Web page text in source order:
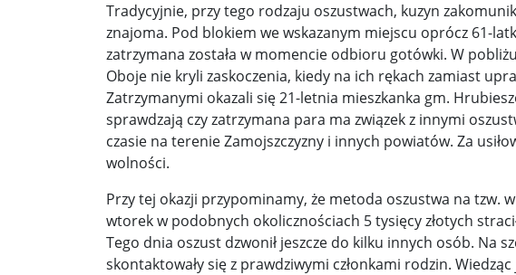
Zełenski chciał rozmawiać z Nawrockim. Ukraina lic ...
Presja na Izrael rośnie. Kolejny kraj G7 zapowiada ... Sensy
Powstanie to nie jest zamknięta karta historii ... Wspólnota w
Walka z okupantem, walka z ogniem ... Ratunek wśród
Zaproszenie. Spacer z historią: „Warszawa śladami ...
Cyniczne współczucie dla ofiar ... Socjaliści w konspiracji ...
Leszek Miller wieszczy koniec Polski 2050. „Szymon ...
Tradycyjnie, przy tego rodzaju oszustwach, kuzyn
znajoma. Pod blokiem we wskazanym miejscu oprócz 61-
zatrzymana została w momencie odbioru gotówki. W
Oboje nie kryli zaskoczenia, kiedy na ich rękach zamiast
Zatrzymanymi okazali się 21-letnia mieszkanka gm.
sprawdzają czy zatrzymana para ma związek z innymi
czasie na terenie Zamojszczyzny i innych powiatów. Za
wolności.
Przy tej okazji przypominamy, że metoda oszustwa na tzw.
wtorek w podobnych okolicznościach 5 tysięcy złotych
Tego dnia oszust dzwonił jeszcze do kilku innych osób. Na
skontaktowały się z prawdziwymi członkami rodzin.